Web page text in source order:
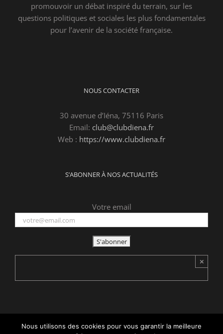
promouvoir un débat inspiré du terrain, sur les
questions politiques et sociales les plus fondamentales
pour l’avenir de la société française.
NOUS CONTACTER
30 avenue d’Iéna, 75116 Paris
Email: club@clubdiena.fr
Web : https://www.clubdiena.fr
S’ABONNER À NOS ACTUALITÉS
Votre email
×
Copyright 2015 - 2026 Club d'Iéna | Tous droits réservés | Réalisé
Nous utilisons des cookies pour vous garantir la meilleure